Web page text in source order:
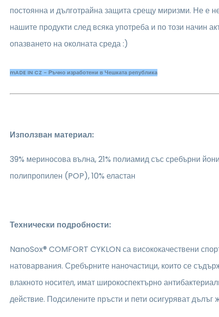
постоянна и дълготрайна защита срещу миризми. Не е
нашите продукти след всяка употреба и по този начин
опазването на околната среда :)
mADE IN CZ - Ръчно изработени в Чешката република
Използван материал:
39% мериносова вълна, 21% полиамид със сребърни
полипропилен (POP), 10% еластан
Технически подробности:
NanoSox® COMFORT CYKLON са висококачествени
натоварвания. Сребърните наночастици, които се
влакното носител, имат широкоспектърно
действие. Подсилените пръсти и пети осигуряват дълъг